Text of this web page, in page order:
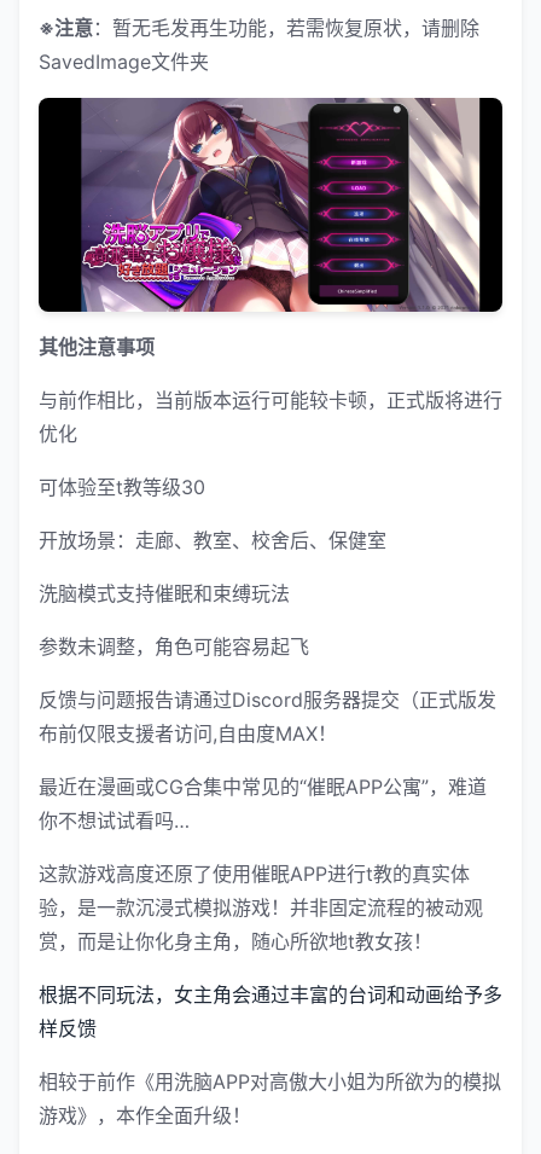
※注意：暂无毛发再生功能，若需恢复原状，请删除
SavedImage文件夹
其他注意事项
与前作相比，当前版本运行可能较卡顿，正式版将进行
优化
可体验至t教等级30
开放场景：走廊、教室、校舍后、保健室
洗脑模式支持催眠和束缚玩法
参数未调整，角色可能容易起飞
反馈与问题报告请通过Discord服务器提交（正式版发
布前仅限支援者访问,自由度MAX！
最近在漫画或CG合集中常见的“催眠APP公寓”，难道
你不想试试看吗…
这款游戏高度还原了使用催眠APP进行t教的真实体
验，是一款沉浸式模拟游戏！并非固定流程的被动观
赏，而是让你化身主角，随心所欲地t教女孩！
根据不同玩法，女主角会通过丰富的台词和动画给予多
样反馈
相较于前作《用洗脑APP对高傲大小姐为所欲为的模拟
游戏》，本作全面升级！